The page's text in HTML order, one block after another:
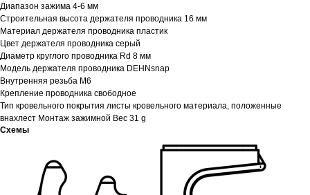
Диапазон зажима 4-6 мм
Строительная высота держателя проводника 16 мм
Материал держателя проводника пластик
Цвет держателя проводника серый
Диаметр круглого проводника Rd 8 мм
Модель держателя проводника DEHNsnap
Внутренняя резьба M6
Крепление проводника свободное
Тип кровельного покрытия листы кровельного материала, положенные
внахлест Монтаж зажимной Вес 31 g
Схемы